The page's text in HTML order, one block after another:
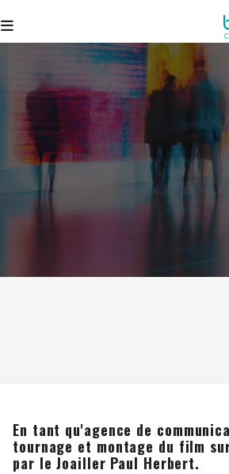
En tant qu'agence de
tournage et montage du film
par le Joailler Paul Herbert.